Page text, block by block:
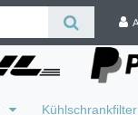
Kühlschrankfilter